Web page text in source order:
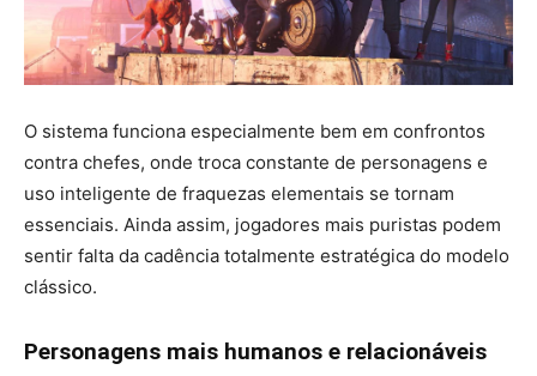
O sistema funciona especialmente bem em confrontos
contra chefes, onde troca constante de personagens e
uso inteligente de fraquezas elementais se tornam
essenciais. Ainda assim, jogadores mais puristas podem
sentir falta da cadência totalmente estratégica do modelo
clássico.
Personagens mais humanos e relacionáveis